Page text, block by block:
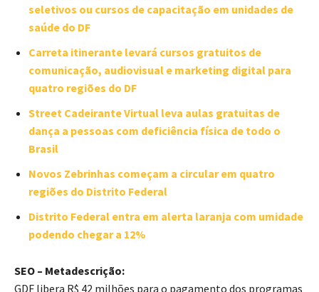
seletivos ou cursos de capacitação em unidades de
saúde do DF
Carreta itinerante levará cursos gratuitos de
comunicação, audiovisual e marketing digital para
quatro regiões do DF
Street Cadeirante Virtual leva aulas gratuitas de
dança a pessoas com deficiência física de todo o
Brasil
Novos Zebrinhas começam a circular em quatro
regiões do Distrito Federal
Distrito Federal entra em alerta laranja com umidade
podendo chegar a 12%
SEO – Metadescrição:
GDF libera R$ 42 milhões para o pagamento dos programas